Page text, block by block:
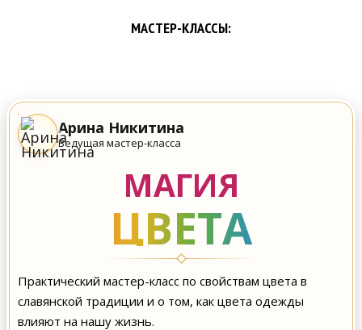
МАСТЕР-КЛАССЫ:
Арина Никитина
Ведущая мастер-класса
МАГИЯ
ЦВЕТА
Практический мастер-класс по свойствам цвета в
славянской традиции и о том, как цвета одежды
влияют на нашу жизнь.